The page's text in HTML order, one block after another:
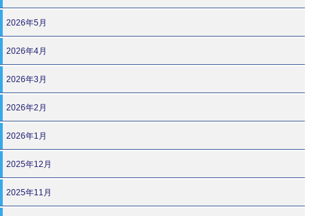
2026年5月
2026年4月
2026年3月
2026年2月
2026年1月
2025年12月
2025年11月